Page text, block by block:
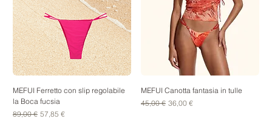
MEFUI Ferretto con slip regolabile
la Boca fucsia
Prezzo regolare
89,00 € Prezzo scontato
57,85 €
MEFUI Canotta fantasia in tulle
Prezzo regolare
45,00 € Prezzo scontato
36,00 €